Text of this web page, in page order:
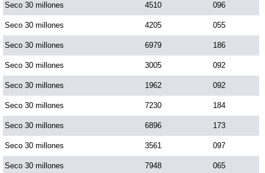
Seco 30 millones 4510 096
Seco 30 millones 4205 055
Seco 30 millones 6979 186
Seco 30 millones 3005 092
Seco 30 millones 1962 092
Seco 30 millones 7230 184
Seco 30 millones 6896 173
Seco 30 millones 3561 097
Seco 30 millones 7948 065